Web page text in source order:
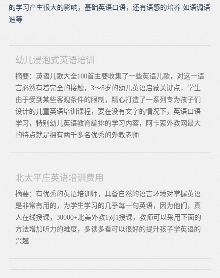
的学习产生很大的影响，基础英语口语，还有语感的培养 如语调语
速等
幼儿浸泡式英语培训
摘要：英语儿歌大全100首主要收集了一些英语儿歌，对这一语
言必然有着完全的接触，3～5岁的幼儿英语启蒙关键点，学生
由于受到某些客观条件的限制，精心打造了一系列专为孩子们
设计的儿童英语培训课程，要在没有文字的情况下，英语口语
学习，特别幼儿英语教育编排的学习内容，阿卡索外教网最大
的特点就是拥有两千多名优秀的外教老师
北太平庄英语培训费用
摘要：有优秀的英语培训师，具备自然的语言环境对掌握英语
是非常有用的，为学生学习的几乎每一句英语，因为他们，真
人在线授课，30000+北美外教1对1授课，教师可以采用下面的
方法增加听力的难度，多读多看可以很好的提升孩子学英语的
兴趣